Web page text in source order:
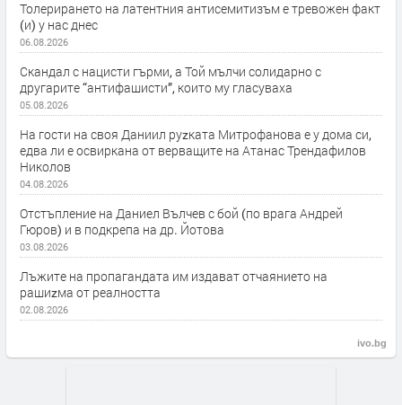
Толерирането на латентния антисемитизъм е тревожен факт
(и) у нас днес
06.08.2026
Скандал с нацисти гърми, а Той мълчи солидарно с
другарите “антифашисти”, които му гласуваха
05.08.2026
На гости на своя Даниил руzката Митрофанова е у дома си,
едва ли е освиркана от верващите на Атанас Трендафилов
Николов
04.08.2026
Отстъпление на Даниел Вълчев с бой (по врага Андрей
Гюров) и в подкрепа на др. Йотова
03.08.2026
Лъжите на пропагандата им издават отчаянието на
рашиzма от реалността
02.08.2026
ivo.bg